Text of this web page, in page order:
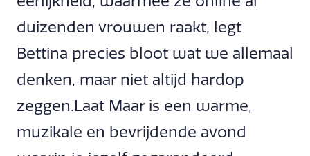
duizenden vrouwen raakt, legt
Bettina precies bloot wat we allemaal
denken, maar niet altijd hardop
zeggen.Laat Maar is een warme,
muzikale en bevrijdende avond